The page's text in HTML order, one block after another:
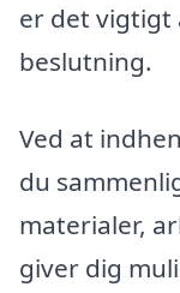
er det
beslutning.
Ved at
du
materialer,
giver dig